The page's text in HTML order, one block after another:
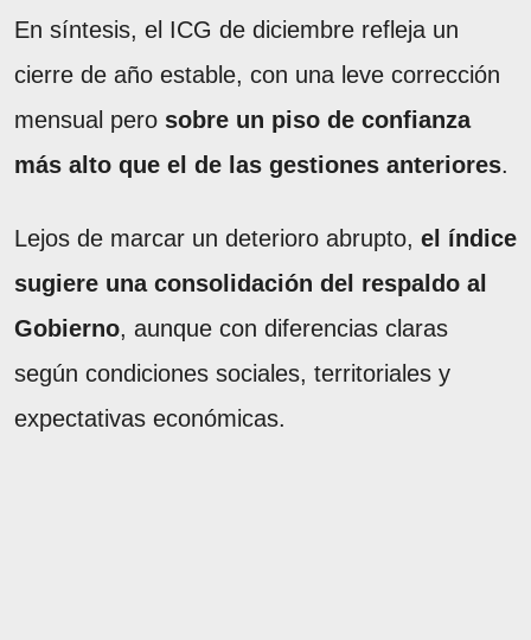
En síntesis, el ICG de diciembre refleja un
cierre de año estable, con una leve corrección
mensual pero sobre un piso de confianza
más alto que el de las gestiones anteriores.
Lejos de marcar un deterioro abrupto, el índice
sugiere una consolidación del respaldo al
Gobierno, aunque con diferencias claras
según condiciones sociales, territoriales y
expectativas económicas.